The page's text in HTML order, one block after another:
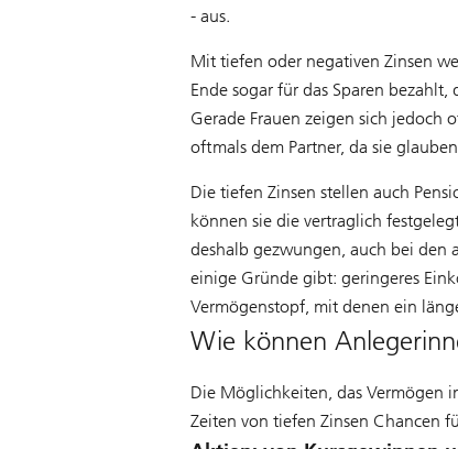
- aus.
Mit tiefen oder negativen Zinsen
Ende sogar für das Sparen
Gerade Frauen zeigen sich jedoch
oftmals dem Partner, da sie
Die tiefen Zinsen stellen auch
können sie die vertraglich
deshalb gezwungen, auch bei den
einige Gründe gibt: geringeres
Vermögenstopf, mit denen ein
Wie können
Die Möglichkeiten, das Vermögen
Zeiten von tiefen Zinsen Chancen